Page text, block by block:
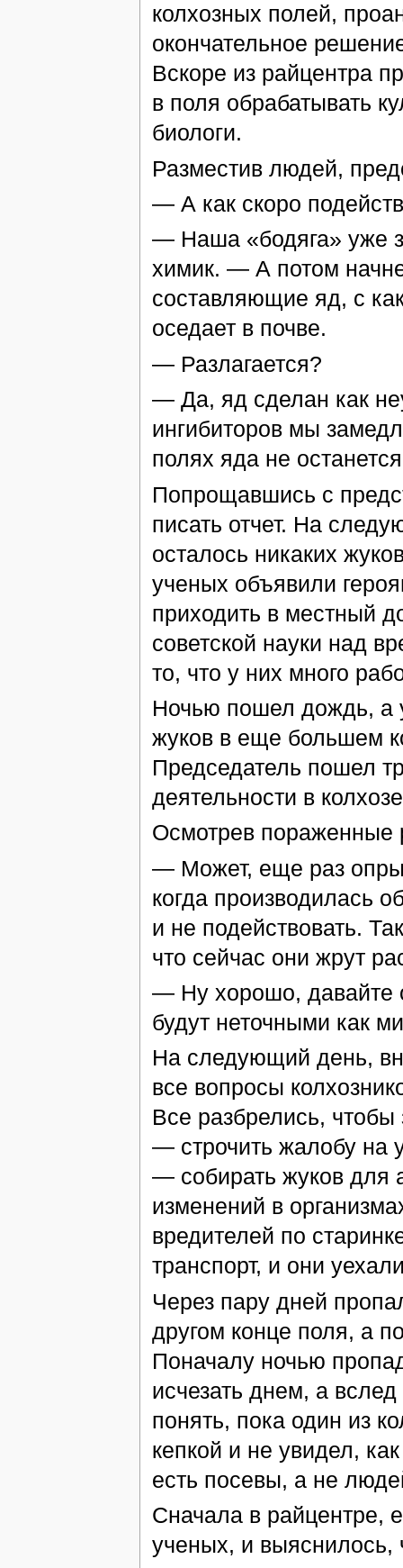
колхозных полей,
окончательное
Вскоре из райцентра
в поля обрабатывать
биологи.
Разместив людей,
— А как скоро
— Наша «бодяга» уже
химик. — А потом
составляющие яд, с
оседает в почве.
— Разлагается?
— Да, яд сделан как
ингибиторов мы
полях яда не
Попрощавшись с
писать отчет. На
осталось никаких
ученых объявили
приходить в местный
советской науки над
то, что у них много
Ночью пошел дождь, а
жуков в еще большем
Председатель пошел
деятельности в
Осмотрев пораженные
— Может, еще раз
когда производилась
и не подействовать.
что сейчас они жрут
— Ну хорошо, давайте
будут неточными как
На следующий день,
все вопросы
Все разбрелись,
— строчить жалобу на
— собирать жуков для
изменений в
вредителей по
транспорт, и они
Через пару дней
другом конце поля, а
Поначалу ночью
исчезать днем, а
понять, пока один из
кепкой и не увидел,
есть посевы, а не
Сначала в райцентре,
ученых, и